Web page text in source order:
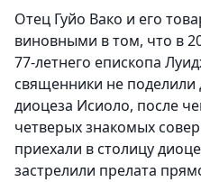
Отец Гуйо Вако и его
виновными в том, что в
77-летнего епископа
священники не поделили
диоцеза Исиоло, после
четверых знакомых
приехали в столицу
застрелили прелата